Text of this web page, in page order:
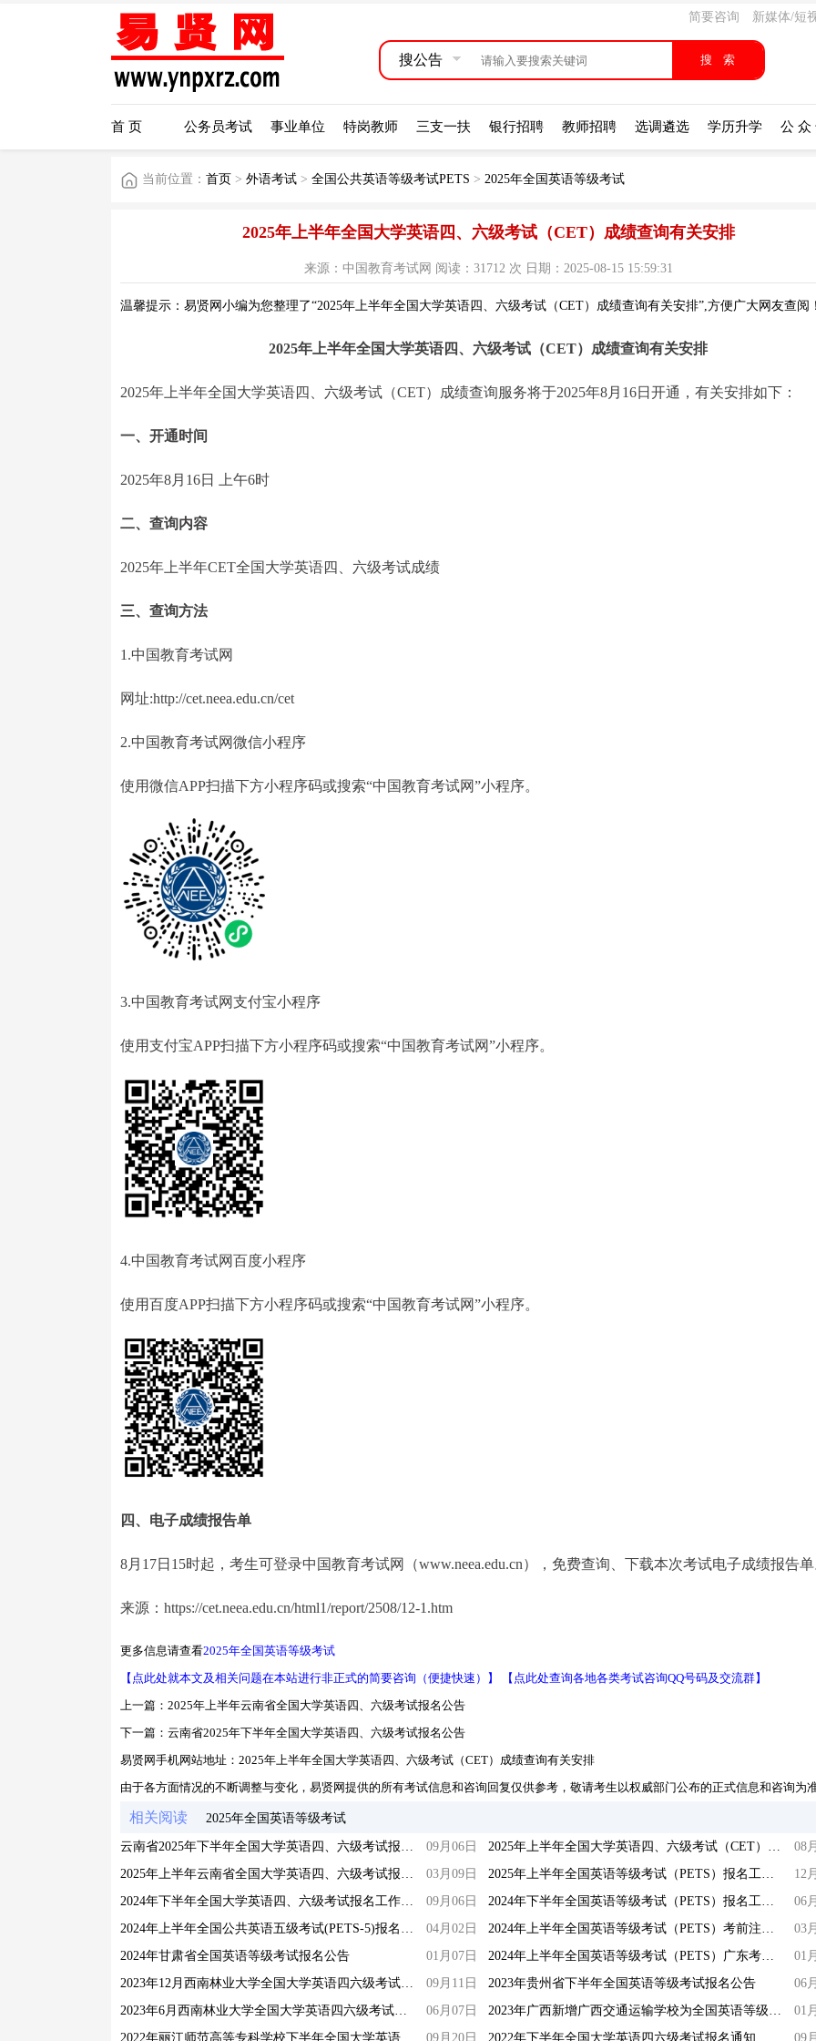
简要咨询 新媒体/短
搜公告
首 页 公务员考试 事业单位 特岗教师 三支一扶 银行招聘 教师招聘 选调遴选 学历升学 公 众
当前位置： 首页 > 外语考试 > 全国公共英语等级考试PETS > 2025年全国英语等级考试
2025年上半年全国大学英语四、六级考试（CET）成绩查询有关安排
来源：中国教育考试网 阅读：31712 次 日期：2025-08-15 15:59:31
温馨提示：易贤网小编为您整理了“2025年上半年全国大学英语四、六级考试（CET）成绩查询有关安排”,方便广大网友查阅
2025年上半年全国大学英语四、六级考试（CET）成绩查询有关安排
2025年上半年全国大学英语四、六级考试（CET）成绩查询服务将于2025年8月16日开通，有关安排如下：
一、开通时间
2025年8月16日 上午6时
二、查询内容
2025年上半年CET全国大学英语四、六级考试成绩
三、查询方法
1.中国教育考试网
网址:http://cet.neea.edu.cn/cet
2.中国教育考试网微信小程序
使用微信APP扫描下方小程序码或搜索“中国教育考试网”小程序。
3.中国教育考试网支付宝小程序
使用支付宝APP扫描下方小程序码或搜索“中国教育考试网”小程序。
4.中国教育考试网百度小程序
使用百度APP扫描下方小程序码或搜索“中国教育考试网”小程序。
四、电子成绩报告单
8月17日15时起，考生可登录中国教育考试网（www.neea.edu.cn），免费查询、下载本次考试电子成绩报告
来源：https://cet.neea.edu.cn/html1/report/2508/12-1.htm
更多信息请查看2025年全国英语等级考试
【点此处就本文及相关问题在本站进行非正式的简要咨询（便捷快速）】
【点此处查询各地各类考试咨询QQ号码及交流群】
上一篇： 2025年上半年云南省全国大学英语四、六级考试报名公告
下一篇： 云南省2025年下半年全国大学英语四、六级考试报名公告
易贤网手机网站地址： 2025年上半年全国大学英语四、六级考试（CET）成绩查询有关安排
由于各方面情况的不断调整与变化，易贤网提供的所有考试信息和咨询回复仅供参考，敬请考生以权威部门公布的正式信息和咨询为
相关阅读 2025年全国英语等级考试
云南省2025年下半年全国大学英语四、六级考试报名公告 09月06日 2025年上半年全国大学英语四、六级考试（CET）成绩查询有关安排
08
2025年上半年云南省全国大学英语四、六级考试报名公告
03月09日 2025年上半年全国英语等级考试（PETS）报名工作启动
12
2024年下半年全国大学英语四、六级考试报名工作启动
09月06日 2024年下半年全国英语等级考试（PETS）报名工作启动
06
2024年上半年全国公共英语五级考试(PETS-5)报名考试时间通知
04月02日 2024年上半年全国英语等级考试（PETS）考前注意事项
03
2024年甘肃省全国英语等级考试报名公告
01月07日 2024年上半年全国英语等级考试（PETS）广东考区报考简章
01
2023年12月西南林业大学全国大学英语四六级考试报名通知
09月11日 2023年贵州省下半年全国英语等级考试报名公告
06
2023年6月西南林业大学全国大学英语四六级考试通知
06月07日 2023年广西新增广西交通运输学校为全国英语等级考试（PETS）考点
01
09月20日 2022年下半年全国大学英语四六级考试报名通知 09